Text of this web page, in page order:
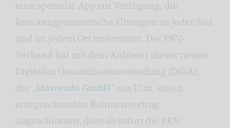
eine spezielle App zur Verfügung, die
krankengymnastische Übungen zu jeder Zeit
und an jedem Ort unterstützt. Der PKV-
Verband hat mit dem Anbieter dieser neuen
Digitalen Gesundheitsanwendung (DiGA),
der „Mawendo GmbH“ aus Ulm, einen
entsprechenden Rahmenvertrag
abgeschlossen, dem ab sofort die PKV-